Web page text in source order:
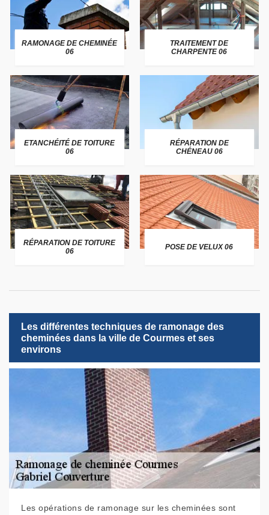
RAMONAGE DE CHEMINÉE
06
TRAITEMENT DE
CHARPENTE 06
ETANCHÉITÉ DE TOITURE
06
RÉPARATION DE
CHÉNEAU 06
RÉPARATION DE TOITURE
06
POSE DE VELUX 06
Les différentes techniques de ramonage des
cheminées dans la ville de Courmes et ses
environs
Les opérations de ramonage sur les cheminées sont